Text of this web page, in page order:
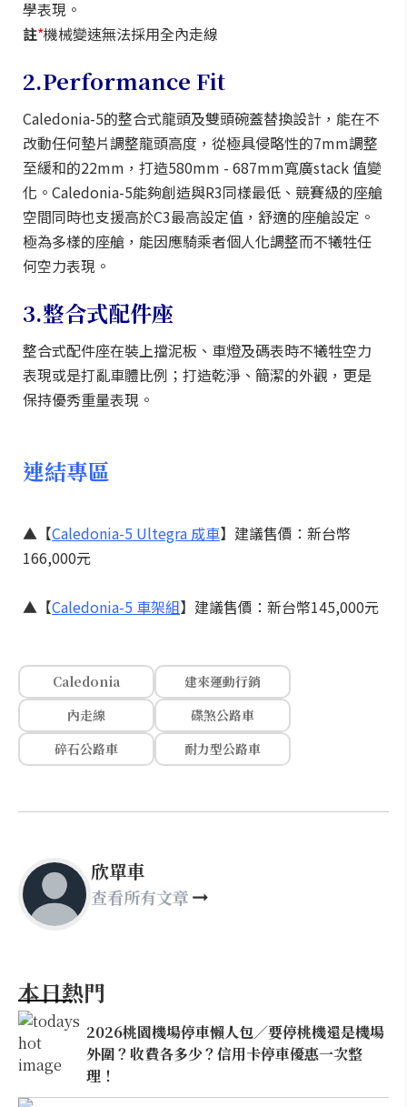
學表現。
註*機械變速無法採用全內走線
2.Performance Fit
Caledonia-5的整合式龍頭及雙頭碗蓋替換設計，能在不
改動任何墊片調整龍頭高度，從極具侵略性的7mm調整
至緩和的22mm，打造580mm - 687mm寬廣stack 值變
化。Caledonia-5能夠創造與R3同樣最低、競賽級的座艙
空間同時也支援高於C3最高設定值，舒適的座艙設定。
極為多樣的座艙，能因應騎乘者個人化調整而不犧牲任
何空力表現。
3.整合式配件座
整合式配件座在裝上擋泥板、車燈及碼表時不犧牲空力
表現或是打亂車體比例；打造乾淨、簡潔的外觀，更是
保持優秀重量表現。
連結專區
▲【Caledonia-5 Ultegra 成車】建議售價：新台幣
166,000元
▲【Caledonia-5 車架組】建議售價：新台幣145,000元
Caledonia
建來運動行銷
內走線
碟煞公路車
碎石公路車
耐力型公路車
欣單車
查看所有文章
本日熱門
2026桃園機場停車懶人包／要停桃機還是機場
外圍？收費各多少？信用卡停車優惠一次整
理！